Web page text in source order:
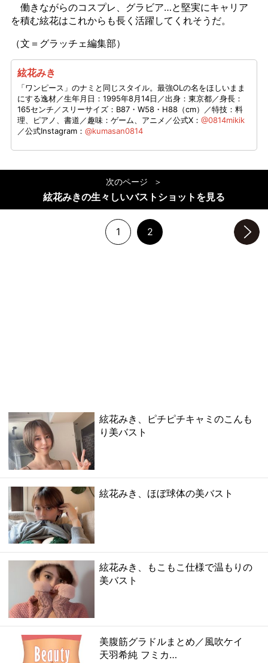
働きながらのコスプレ、グラビア…と堅実にキャリア
を積む絃花はこれからも長く活躍してくれそうだ。
（文＝グラッチェ編集部）
絃花みき
「ワンピース」のナミと同じスタイル。最強OLの名をほしいまま
にする逸材／生年月日：1995年8月14日／出身：東京都／身長：
165センチ／スリーサイズ：B87・W58・H88（cm）／特技：料
理、ピアノ、書道／趣味：ゲーム、アニメ／公式X： @0814mikik
／公式Instagram： @kumasan0814
次のページ
絃花みきの生々しいバストショットを見る
1 2
絃花みき、ピチピチキャミのこんも
り美バスト
絃花みき、ほぼ球体の美バスト
絃花みき、もこもこ仕様で温もりの
美バスト
美腹筋グラドルまとめ／風吹ケイ
天羽希純 フミカ…